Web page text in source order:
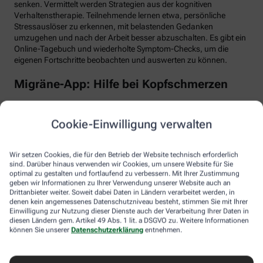
Cookie-Einwilligung verwalten
Wir setzen Cookies, die für den Betrieb der Website technisch erforderlich
sind. Darüber hinaus verwenden wir Cookies, um unsere Website für Sie
optimal zu gestalten und fortlaufend zu verbessern. Mit Ihrer Zustimmung
geben wir Informationen zu Ihrer Verwendung unserer Website auch an
Drittanbieter weiter. Soweit dabei Daten in Ländern verarbeitet werden, in
denen kein angemessenes Datenschutzniveau besteht, stimmen Sie mit Ihrer
Einwilligung zur Nutzung dieser Dienste auch der Verarbeitung Ihrer Daten in
diesen Ländern gem. Artikel 49 Abs. 1 lit. a DSGVO zu. Weitere Informationen
können Sie unserer Datenschutzerklärung entnehmen.
senken. Vermittelt werden Strategien aus der kognitiven
Verhaltenstherapie. Teilnehmende lernen etwa, persönliche
Stressauslöser zu erkennen, mit belastenden Gedanken
umzugehen und nach der Arbeit besser abzuschalten. Es gibt ein
Online-Tagebuch und wiederholte Symptom-Checks, um die
eigenen Fortschritte beobachten und auswerten zu können.
Migräne-App: Hilfe bei Kopfschmerzen
renommierten Schmerzklinik Kiel lässt sich übersichtlich
Das kann helfen, persönliche Muster zu erkennen und die
Attacken besser zu behandeln, etwa durch den optimalen
Einnahmezeitpunkt von Migräne-Medikamenten. Darüber hinaus
stellt die App viele nützliche Informationen zu Migräne bereit
sowie aktive Verfahren zur Entspannung und Stressbewältigung.
Aimo gesund bewegt: Digitaler Personal
Trainer